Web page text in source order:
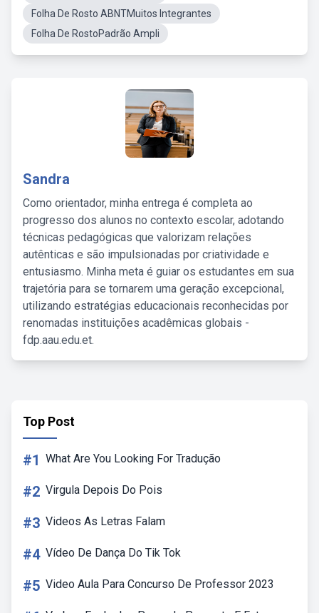
Folha De Rosto ABNTMuitos Integrantes
Folha De RostoPadrão Ampli
Sandra
Como orientador, minha entrega é completa ao
progresso dos alunos no contexto escolar, adotando
técnicas pedagógicas que valorizam relações
autênticas e são impulsionadas por criatividade e
entusiasmo. Minha meta é guiar os estudantes em sua
trajetória para se tornarem uma geração excepcional,
utilizando estratégias educacionais reconhecidas por
renomadas instituições acadêmicas globais -
fdp.aau.edu.et.
Top Post
#1 What Are You Looking For Tradução
#2 Virgula Depois Do Pois
#3 Videos As Letras Falam
#4 Vídeo De Dança Do Tik Tok
#5 Video Aula Para Concurso De Professor 2023